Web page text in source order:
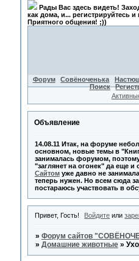
Рады Вас здесь видеть!
как дома, и... регистрируйтесь
Приятного общения! ;))
Форум Совёноченька
Поиск
Объявление
14.08.11 Итак, на форуме
основном, новые темы в
занималась форумом,
"заглянет на огонек" да еще и
Сайтомуже давно не
теперь нужен. Но всем сюда
постараюсь участвовать в
Привет, Гость! Войдите или
» Форум сайтов
» Домашние животные »